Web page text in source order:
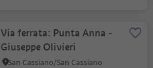
Via ferrata: Punta Anna -
Giuseppe Olivieri
San Cassiano/San Cassiano